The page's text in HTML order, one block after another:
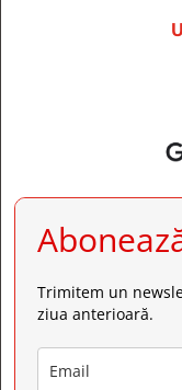
Trimitem un
ziua anterioară.